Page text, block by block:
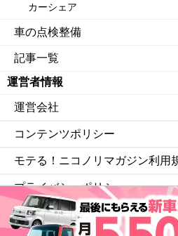
カーシェア
車の点検整備
記事一覧
運営者情報
運営会社
コンテンツポリシー
モテる！ニコノリマガジン利用
プライバシーポリシー
サイトマップ